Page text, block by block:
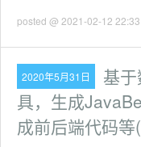
posted @ 2021-02-12
2020年5月31日
基
具，生成
成前后端代码